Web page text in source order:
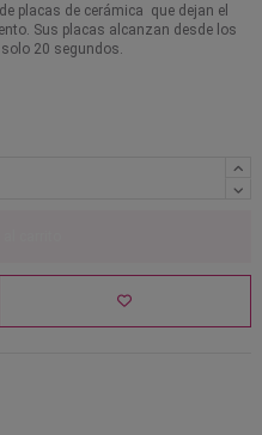
placas de cerámica que dejan el
Sus placas alcanzan desde los
20 segundos.